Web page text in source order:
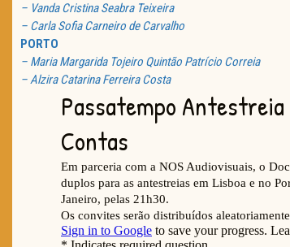
– Vanda Cristina Seabra Teixeira
– Carla Sofia Carneiro de Carvalho
PORTO
– Maria Margarida Tojeiro Quintão Patrício Correia
– Alzira Catarina Ferreira Costa